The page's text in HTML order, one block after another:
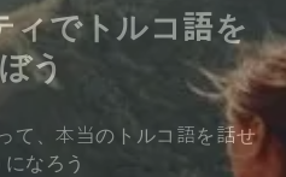
ィでトルコ語を
う
て、本当のトルコ語を話せ
なろう